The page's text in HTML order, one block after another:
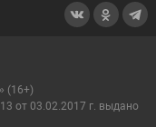
(16+)
от 03.02.2017 г. выдано